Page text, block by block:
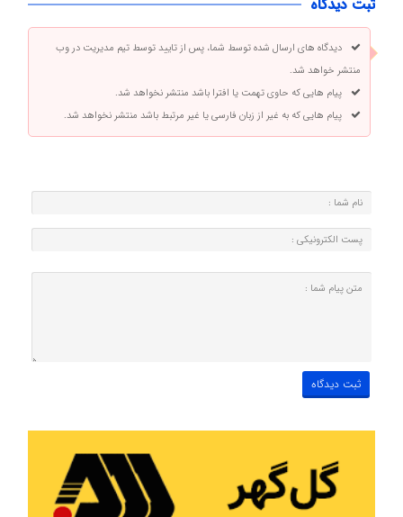
ثبت دیدگاه
دیدگاه های ارسال شده توسط شما، پس از تایید توسط تیم مدیریت در وب
منتشر خواهد شد.
پیام هایی که حاوی تهمت یا افترا باشد منتشر نخواهد شد.
پیام هایی که به غیر از زبان فارسی یا غیر مرتبط باشد منتشر نخواهد شد.